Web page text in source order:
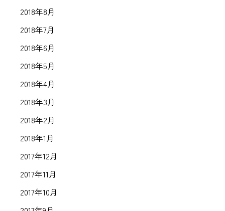
2018年8月
2018年7月
2018年6月
2018年5月
2018年4月
2018年3月
2018年2月
2018年1月
2017年12月
2017年11月
2017年10月